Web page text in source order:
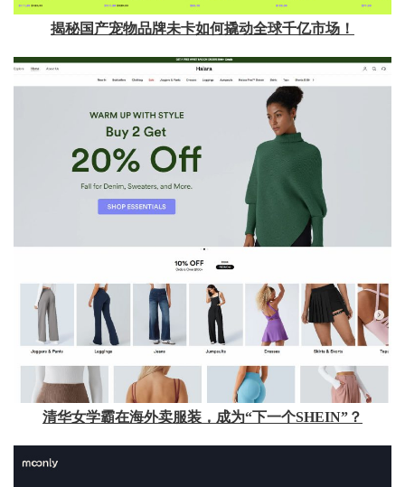
揭秘国产宠物品牌未卡如何撬动全球千亿市场！
清华女学霸在海外卖服装，成为“下一个SHEIN”？